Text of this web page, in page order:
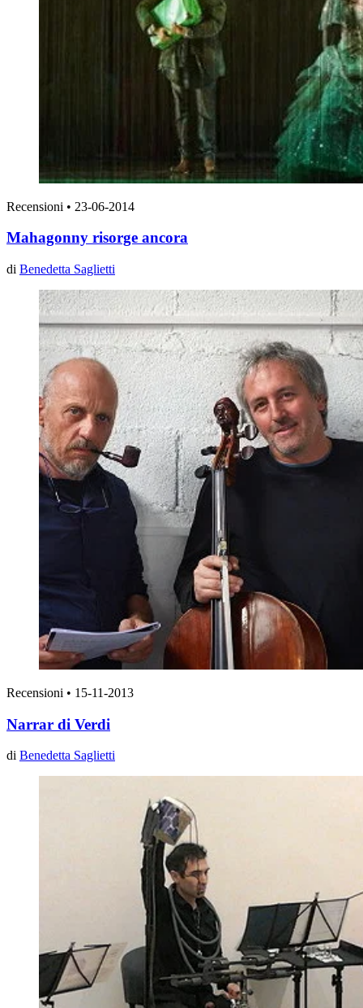
Recensioni • 23-06-2014
Mahagonny risorge ancora
di Benedetta Saglietti
Recensioni • 15-11-2013
Narrar di Verdi
di Benedetta Saglietti